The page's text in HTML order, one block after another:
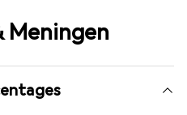
Meningen